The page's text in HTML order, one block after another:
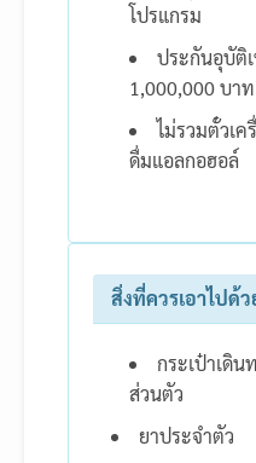
โปรแกรม
ประกันอุบัติเ
1,000,000 บาท
ไม่รวมตั๋วเค
ดื่มแอลกอฮอล์
สิ่งที่ควรเอาไปด้ว
กระเป๋าเดิ
ส่วนตัว
ยาประจำตัว